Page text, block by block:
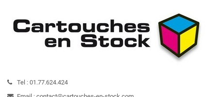
Tel : 01.77.624.424